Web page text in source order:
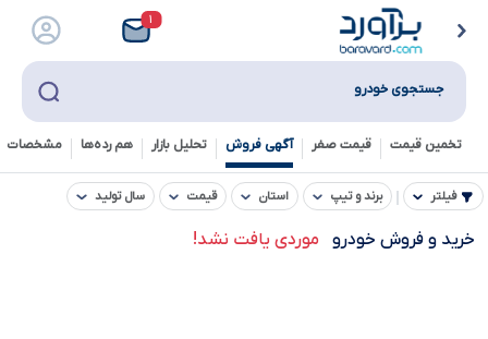
۱
جستجوی خودرو
تخمین قیمت قیمت صفر آگهی فروش تحلیل بازار هم رده‌ها‌ مشخصات
فیلتر برند و تیپ استان قیمت سال تولید
خرید و فروش خودرو موردی یافت نشد!